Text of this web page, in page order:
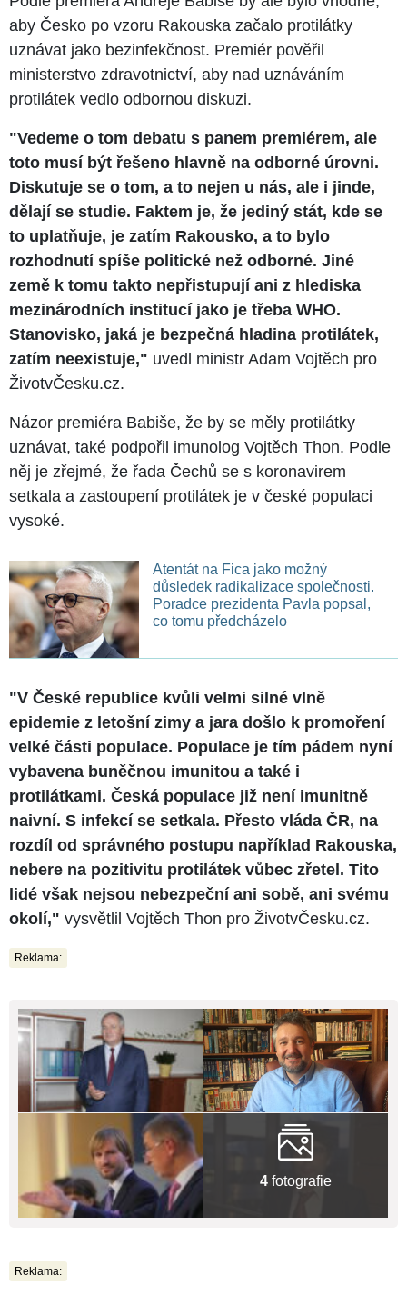
aby Česko po vzoru Rakouska začalo protilátky
uznávat jako bezinfekčnost. Premiér pověřil
ministerstvo zdravotnictví, aby nad uznáváním
protilátek vedlo odbornou diskuzi.
"Vedeme o tom debatu s panem premiérem, ale
toto musí být řešeno hlavně na odborné úrovni.
Diskutuje se o tom, a to nejen u nás, ale i jinde,
dělají se studie. Faktem je, že jediný stát, kde se
to uplatňuje, je zatím Rakousko, a to bylo
rozhodnutí spíše politické než odborné. Jiné
země k tomu takto nepřistupují ani z hlediska
mezinárodních institucí jako je třeba WHO.
Stanovisko, jaká je bezpečná hladina protilátek,
zatím neexistuje," uvedl ministr Adam Vojtěch pro
ŽivotvČesku.cz.
Názor premiéra Babiše, že by se měly protilátky
uznávat, také podpořil imunolog Vojtěch Thon. Podle
něj je zřejmé, že řada Čechů se s koronavirem
setkala a zastoupení protilátek je v české populaci
vysoké.
Atentát na Fica jako možný
důsledek radikalizace společnosti.
Poradce prezidenta Pavla popsal,
co tomu předcházelo
"V České republice kvůli velmi silné vlně
epidemie z letošní zimy a jara došlo k promoření
velké části populace. Populace je tím pádem nyní
vybavena buněčnou imunitou a také i
protilátkami. Česká populace již není imunitně
naivní. S infekcí se setkala. Přesto vláda ČR, na
rozdíl od správného postupu například Rakouska,
nebere na pozitivitu protilátek vůbec zřetel. Tito
lidé však nejsou nebezpeční ani sobě, ani svému
okolí," vysvětlil Vojtěch Thon pro ŽivotvČesku.cz.
Reklama:
4 fotografie
Reklama: